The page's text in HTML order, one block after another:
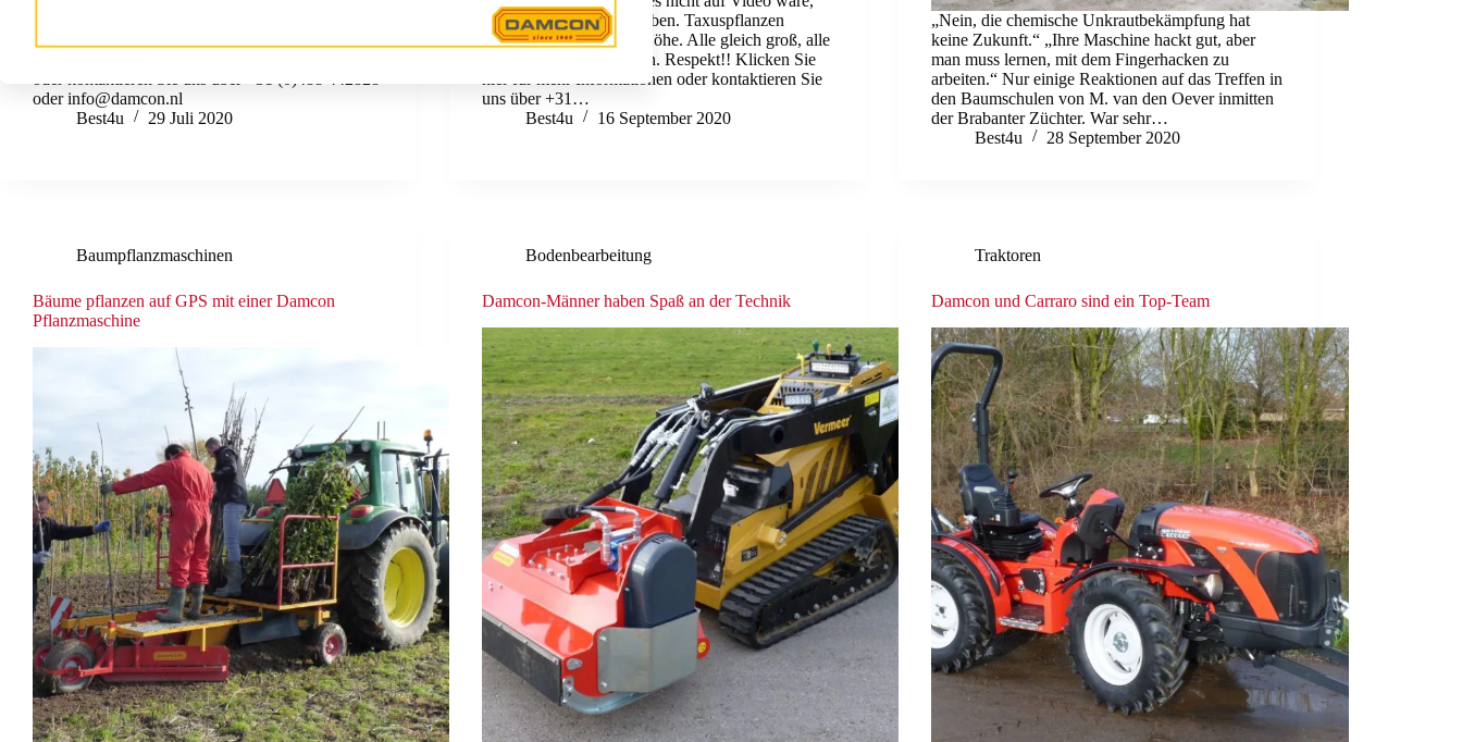
oder info@damcon.nl
Best4u
29 Juli 2020
würden Sie es nicht glauben. Taxuspflanzen
schneiden von 180 cm Höhe. Alle gleich groß, alle
gleich eng und ordentlich. Respekt!! Klicken Sie
hier für mehr Informationen oder kontaktieren Sie
uns über +31…
Best4u
16 September 2020
„Nein, die chemische Unkrautbekämpfung hat
keine Zukunft.“ „Ihre Maschine hackt gut, aber
man muss lernen, mit dem Fingerhacken zu
arbeiten.“ Nur einige Reaktionen auf das Treffen in
den Baumschulen von M. van den Oever inmitten
der Brabanter Züchter. War sehr…
Best4u
28 September 2020
Baumpflanzmaschinen
Bäume pflanzen auf GPS mit einer Damcon
Pflanzmaschine
Bodenbearbeitung
Damcon-Männer haben Spaß an der Technik
Traktoren
Damcon und Carraro sind ein Top-Team